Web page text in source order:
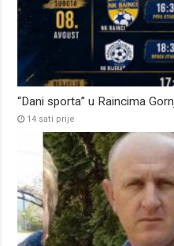
“Dani sporta” u Raincima
14 sati prije